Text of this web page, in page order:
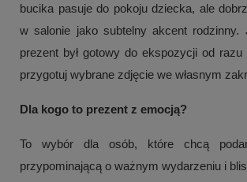
bucika pasuje do pokoju dziecka, ale
w salonie jako subtelny akcent rodzinny.
prezent był gotowy do ekspozycji od
przygotuj wybrane zdjęcie we własnym
Dla kogo to prezent z emocją?
To wybór dla osób, które chcą
przypominającą o ważnym wydarzeniu i